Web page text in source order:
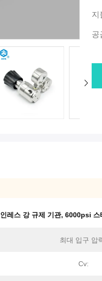
지
공
레스 강 규제 기관, 6000psi 스
최대 입구 압
Cv: